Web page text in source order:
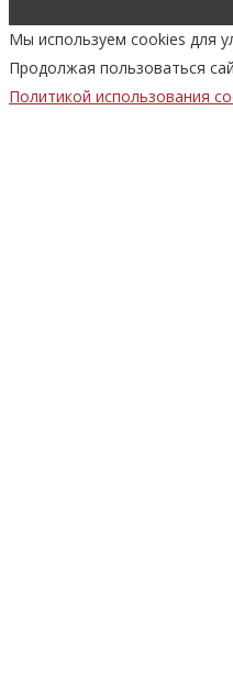
Мы используем cookies для
Продолжая пользоваться
Политикой использования